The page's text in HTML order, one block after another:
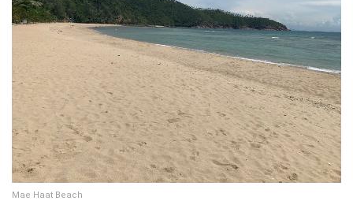
Mae Haat Beach